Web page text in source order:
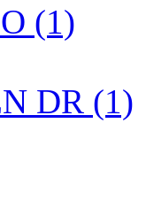
(1)
DR (1)